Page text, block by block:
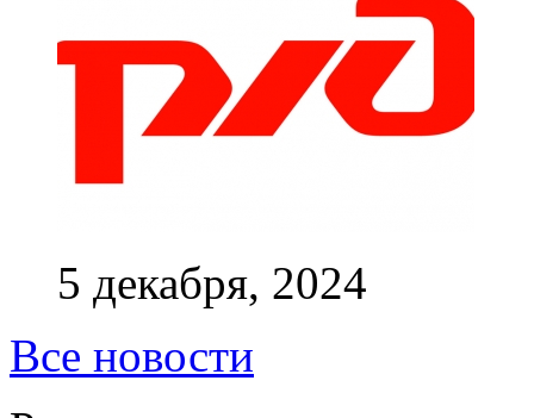
5 декабря, 2024
Все новости